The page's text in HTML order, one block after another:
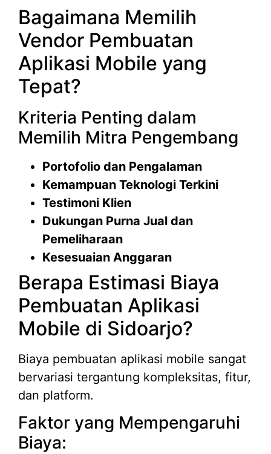
Bagaimana Memilih
Vendor Pembuatan
Aplikasi Mobile yang
Tepat?
Kriteria Penting dalam
Memilih Mitra Pengembang
Portofolio dan Pengalaman
Kemampuan Teknologi Terkini
Testimoni Klien
Dukungan Purna Jual dan
Pemeliharaan
Kesesuaian Anggaran
Berapa Estimasi Biaya
Pembuatan Aplikasi
Mobile di Sidoarjo?
Biaya pembuatan aplikasi mobile sangat
bervariasi tergantung kompleksitas, fitur,
dan platform.
Faktor yang Mempengaruhi
Biaya: